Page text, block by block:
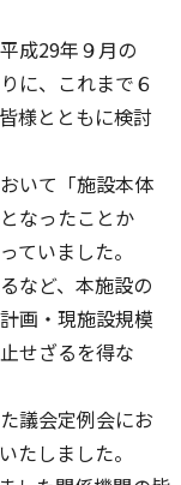
成29年９月の
に、これまで６
様とともに検討
いて「施設本体
なったことか
ていました。
など、本施設の
画・現施設規模
せざるを得な
議会定例会にお
たしました。